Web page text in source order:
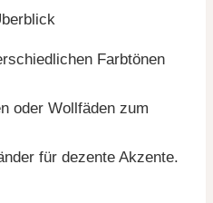
Farbtönen
oder Wollfäden zum
für dezente Akzente.